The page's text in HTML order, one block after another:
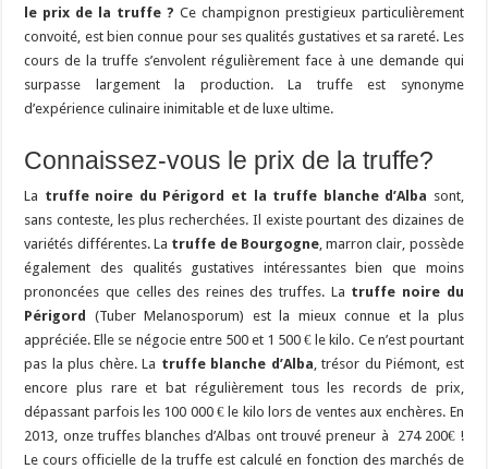
le prix de la truffe ? Ce champignon prestigieux particulièrement
convoité, est bien connue pour ses qualités gustatives et sa rareté. Les
cours de la truffe s’envolent régulièrement face à une demande qui
surpasse largement la production. La truffe est synonyme
d’expérience culinaire inimitable et de luxe ultime.
Connaissez-vous le prix de la truffe?
La truffe noire du Périgord et la truffe blanche d’Alba sont,
sans conteste, les plus recherchées. Il existe pourtant des dizaines de
variétés différentes. La truffe de Bourgogne, marron clair, possède
également des qualités gustatives intéressantes bien que moins
prononcées que celles des reines des truffes. La truffe noire du
Périgord
(Tuber Melanosporum) est la mieux connue et la plus
appréciée. Elle se négocie entre 500 et 1 500 € le kilo. Ce n’est pourtant
pas la plus chère. La truffe blanche d’Alba , trésor du Piémont, est
encore plus rare et bat régulièrement tous les records de prix,
dépassant parfois les 100 000 € le kilo lors de ventes aux enchères. En
2013, onze truffes blanches d’Albas ont trouvé preneur à 274 200€ !
Le cours officielle de la truffe est calculé en fonction des marchés de